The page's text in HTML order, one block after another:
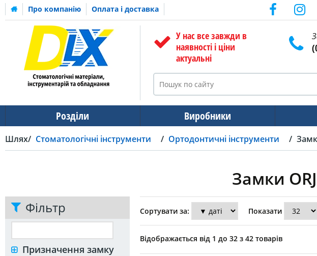
Про компанію Оплата і доставка
У нас все завжди в
наявності і ціни
актуальні
Розділи Виробники
Шлях Стоматологічні інструменти Ортодонтичні інструменти
Замки ORJ
Фільтр
Призначення замку
Сортувати за: Показати
Відображається від 1 до 32 з 42 товарів